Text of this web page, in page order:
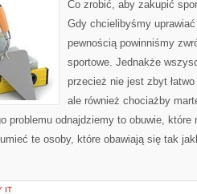
Co zrobić, aby zakupić
Gdy chcielibyśmy
pewnością powinniśmy
sportowe. Jednakże
przecież nie jest zbyt
ale również chociażby
problemu odnajdziemy to obuwie,
te osoby, które obawiają się tak
IT